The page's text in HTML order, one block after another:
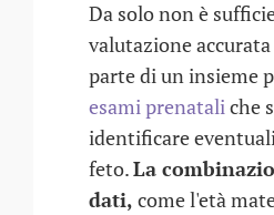
Da solo non è
valutazione
parte di un insieme
esami prenataliche
identificare
feto.La
dati, come l'età